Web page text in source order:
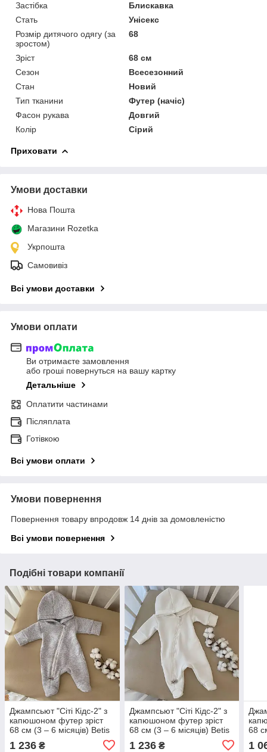
Застібка
Блискавка
Стать
Унісекс
Розмір дитячого одягу (за
зростом)
68
Зріст
68 см
Сезон
Всесезонний
Стан
Новий
Тип тканини
Футер (начіс)
Фасон рукава
Довгий
Колір
Сірий
Приховати
Умови доставки
Нова Пошта
Магазини Rozetka
Укрпошта
Самовивіз
Всі умови доставки
Умови оплати
Ви отримаєте замовлення
або гроші повернуться на вашу картку
Детальніше
Оплатити частинами
Післяплата
Готівкою
Всі умови оплати
Умови повернення
Повернення товару впродовж 14 днів за домовленістю
Всі умови повернення
Подібні товари компанії
Джампсьют "Сіті Кідс-2" з
капюшоном футер зріст
68 см (3 – 6 місяців) Betis
1 236 ₴
Джампсьют "Сіті Кідс-2" з
капюшоном футер зріст
68 см (3 – 6 місяців) Betis
1 236₴
68
1